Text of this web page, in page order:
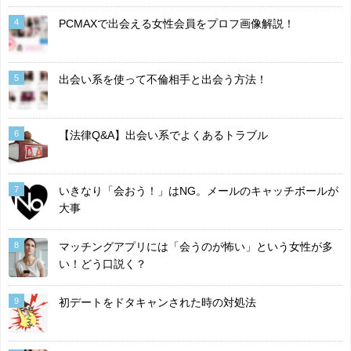
4 PCMAXで出会える女性会員をプロフ画像解説！
5 出会い系を使って不倫相手と出会う方法！
6 【法律Q&A】出会い系でよくあるトラブル
7
いきなり「会おう！」はNG。メールのキャッチボールが
大事
8
マッチングアプリには「会うのが怖い」という女性が多
い！どう口説く？
9 初デートをドタキャンされた時の対処法